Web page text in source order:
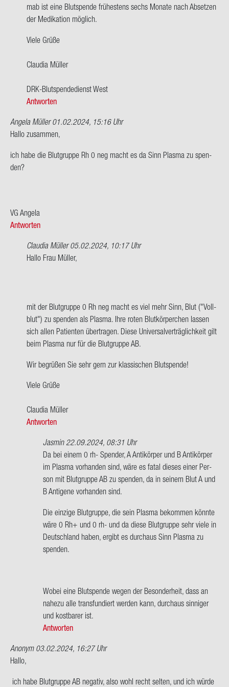
po­
si­
bin
von
m­ab ist eine Blut­spen­de frü­hes­tens sechs Mo­na­te nach Ab­set­zen
der Me­di­ka­ti­on mög­lich.
Viele Grüße
Clau­dia Mül­ler
DRK-​Blutspendedienst West
Antworten
Angela Müller01.02.2024, 15:16 Uhr
Hallo zu­sam­men,
ich habe die Blut­grup­pe Rh 0 neg macht es da Sinn Plas­ma zu spen­
den?
VG An­ge­la
Antworten
Claudia Müller05.02.2024, 10:17 Uhr
Ant­
zu­
sam­
men,
ich
von
An­
la
Mül­
Hallo Frau Mül­ler,
mit der Blut­grup­pe 0 Rh neg macht es viel mehr Sinn, Blut ("Voll­
blut") zu spen­den als Plas­ma. Ihre roten Blut­kör­per­chen las­sen
sich allen Pa­ti­en­ten über­tra­gen. Diese Uni­ver­sal­ver­träg­lich­keit gilt
beim Plas­ma nur für die Blut­grup­pe AB.
Wir be­grü­ßen Sie sehr gern zur klas­si­schen Blut­spen­de!
Viele Grüße
Clau­dia Mül­ler
Antworten
Jasmin22.09.2024, 08:31 Uhr
Ant­
wort
auf
Hallo
Mül­
ler,
mit
der…
dia
Mül­
ler
Da bei einem 0 rh- Spen­der, A An­ti­kör­per und B An­ti­kör­per
im Plas­ma vor­han­den sind, wäre es fatal die­ses einer Per­
son mit Blut­grup­pe AB zu spen­den, da in sei­nem Blut A und
B An­ti­ge­ne vor­han­den sind.
Die ein­zi­ge Blut­grup­pe, die sein Plas­ma be­kom­men könn­te
wäre 0 Rh+ und 0 rh- und da diese Blut­grup­pe sehr viele in
Deutsch­land haben, er­gibt es durch­aus Sinn Plas­ma zu
spen­den.
Wobei eine Blut­spen­de wegen der Be­son­der­heit, dass an
na­he­zu alle trans­fun­diert wer­den kann, durch­aus sin­ni­ger
und kost­ba­rer ist.
Antworten
Anonym03.02.2024, 16:27 Uhr
Hallo,
ich habe Blut­grup­pe AB ne­ga­tiv, also wohl recht sel­ten, und ich würde